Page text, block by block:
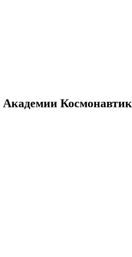
Академии